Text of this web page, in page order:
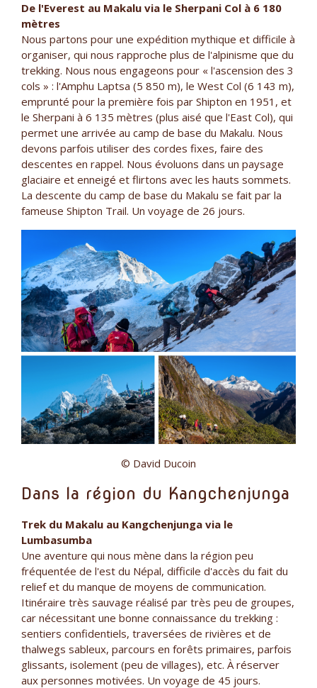
De l'Everest au Makalu via le Sherpani Col à 6 180
mètres
Nous partons pour une expédition mythique et difficile à
organiser, qui nous rapproche plus de l'alpinisme que du
trekking. Nous nous engageons pour « l'ascension des 3
cols » : l'Amphu Laptsa (5 850 m), le West Col (6 143 m),
emprunté pour la première fois par Shipton en 1951, et
le Sherpani à 6 135 mètres (plus aisé que l'East Col), qui
permet une arrivée au camp de base du Makalu. Nous
devons parfois utiliser des cordes fixes, faire des
descentes en rappel. Nous évoluons dans un paysage
glaciaire et enneigé et flirtons avec les hauts sommets.
La descente du camp de base du Makalu se fait par la
fameuse Shipton Trail. Un voyage de 26 jours.
© David Ducoin
Dans la région du Kangchenjunga
Trek du Makalu au Kangchenjunga via le
Lumbasumba
Une aventure qui nous mène dans la région peu
fréquentée de l'est du Népal, difficile d'accès du fait du
relief et du manque de moyens de communication.
Itinéraire très sauvage réalisé par très peu de groupes,
car nécessitant une bonne connaissance du trekking :
sentiers confidentiels, traversées de rivières et de
thalwegs sableux, parcours en forêts primaires, parfois
glissants, isolement (peu de villages), etc. À réserver
aux personnes motivées. Un voyage de 45 jours.